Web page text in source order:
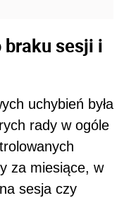
braku sesji i
uchybień była
rady w ogóle
za miesiące, w
sesja czy